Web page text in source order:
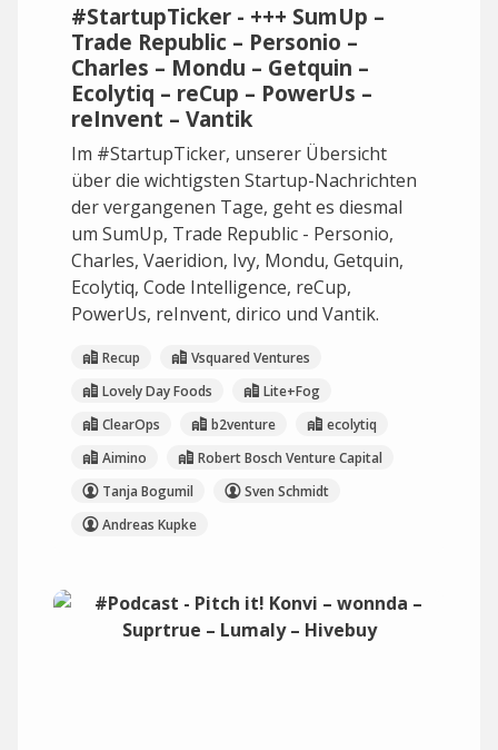
#StartupTicker - +++ SumUp –
Trade Republic – Personio –
Charles – Mondu – Getquin –
Ecolytiq – reCup – PowerUs –
reInvent – Vantik
Im #StartupTicker, unserer Übersicht
über die wichtigsten Startup-Nachrichten
der vergangenen Tage, geht es diesmal
um SumUp, Trade Republic - Personio,
Charles, Vaeridion, Ivy, Mondu, Getquin,
Ecolytiq, Code Intelligence, reCup,
PowerUs, reInvent, dirico und Vantik.
Recup
Vsquared Ventures
Lovely Day Foods
Lite+Fog
ClearOps
b2venture
ecolytiq
Aimino
Robert Bosch Venture Capital
Tanja Bogumil
Sven Schmidt
Andreas Kupke